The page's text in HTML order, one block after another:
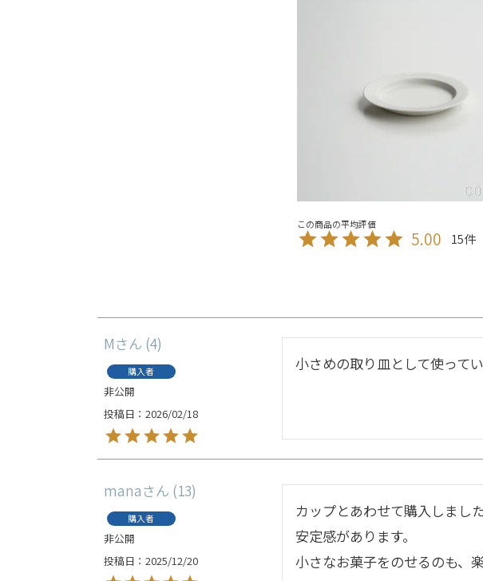
5.00 15
M 4
購入者
非公開
投稿日
2026/02/18
小さめの取り皿として使って
mana 13
購入者
非公開
投稿日
2025/12/20
カップとあわせて購入しました
安定感があります。
小さなお菓子をのせるのも、楽